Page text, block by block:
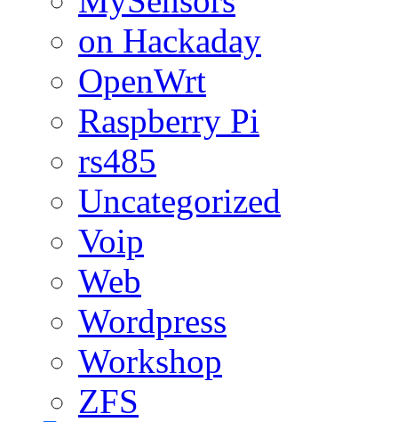
on Hackaday
OpenWrt
Raspberry Pi
rs485
Uncategorized
Voip
Web
Wordpress
Workshop
ZFS